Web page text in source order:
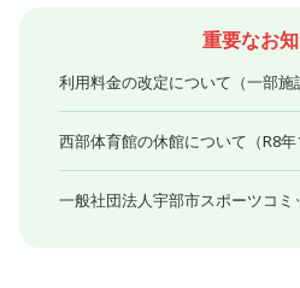
重要なお
利用料金の改定について（一部施
西部体育館の休館について（R8年
一般社団法人宇部市スポーツコ